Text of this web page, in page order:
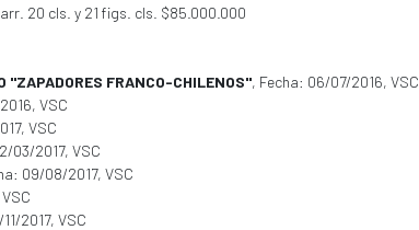
20 cls. y 21 figs. cls. $85.000.000
"ZAPADORES FRANCO-CHILENOS", Fecha: 06/07/2016, VSC
VSC
VSC
03/2017, VSC
09/08/2017, VSC
2017, VSC